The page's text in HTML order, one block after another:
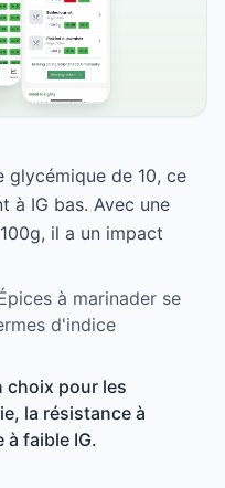
glycémique de 10, ce
à IG bas. Avec une
il a un impact
à marinader se
d'indice
choix pour les
la résistance à
faible IG.